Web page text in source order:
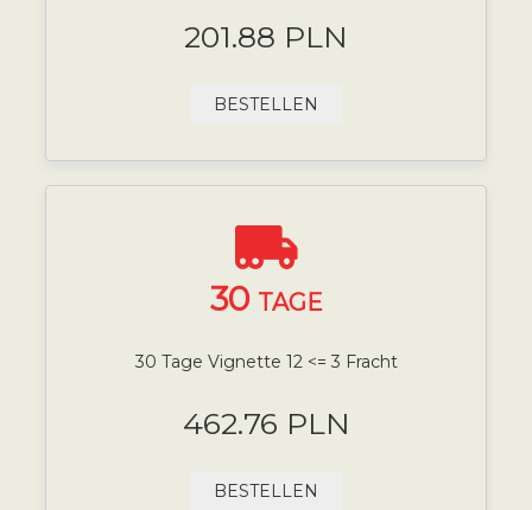
201.88 PLN
BESTELLEN
30 TAGE
30 Tage Vignette 12 <= 3 Fracht
462.76 PLN
BESTELLEN